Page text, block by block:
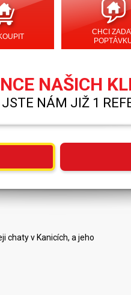
CHCI
NAŠICH
NÁM JIŽ 1
chaty v Kanicích, a jeho